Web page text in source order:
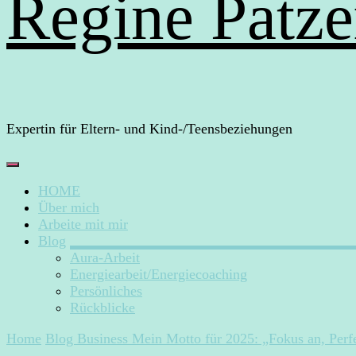
Regine
Expertin für Eltern- und Kind-/Teensbeziehungen
HOME
Über mich
Arbeite mit mir
Blog
Aura-Arbeit
Energiearbeit/Energiecoaching
Persönliches
Rückblicke
Home Blog Business Mein Motto für 2025: „Fokus an,